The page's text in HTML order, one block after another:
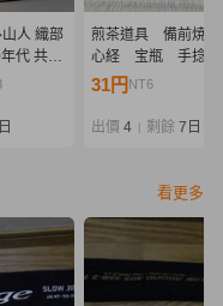
山人 織部
代 共箱
煎茶道具 備前焼
心経 宝瓶 手捻
須 茶器 在銘 手造宝
31円 NT6
出價 4 剩餘 7日
看更多